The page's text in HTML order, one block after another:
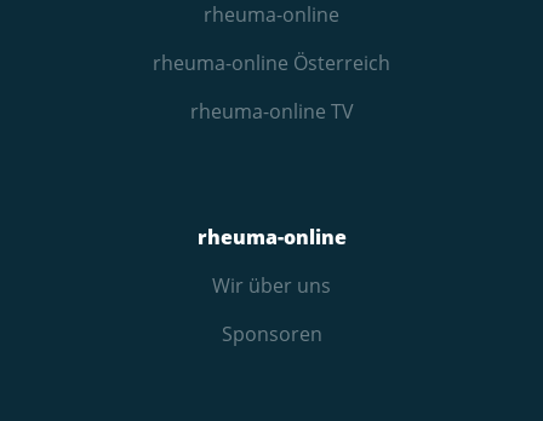
rheuma-online
rheuma-online Österreich
rheuma-online TV
rheuma-online
Wir über uns
Sponsoren